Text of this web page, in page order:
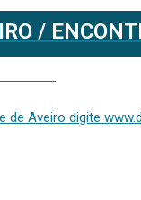
/
Aveiro digite